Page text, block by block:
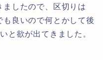
したので、区切りは
良いので何とかして後
と欲が出てきました。